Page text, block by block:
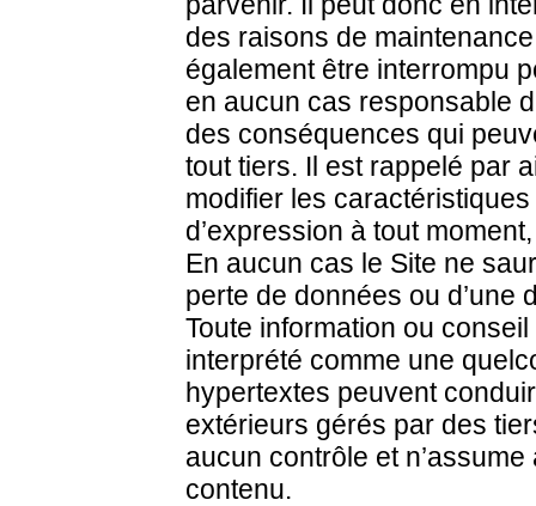
des raisons de
également être interrompu
en aucun cas responsable
des conséquences qui
tout tiers. Il est rappelé par
modifier les
d’expression à tout
En aucun cas le Site ne
perte de données ou d’une
Toute information ou
interprété comme une
hypertextes peuvent
extérieurs gérés par des
aucun contrôle et
contenu.